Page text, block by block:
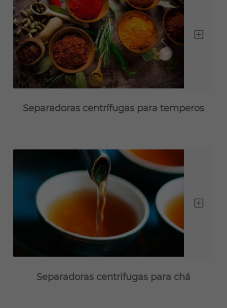
Separadoras centrífugas para temperos
Separadoras centrifugas para chá